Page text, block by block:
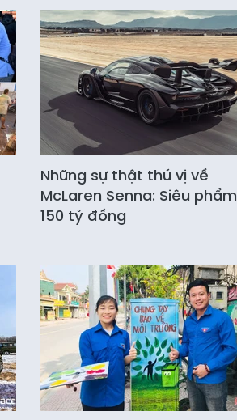
Những sự thật thú vị về
McLaren Senna: Siêu phẩm
150 tỷ đồng